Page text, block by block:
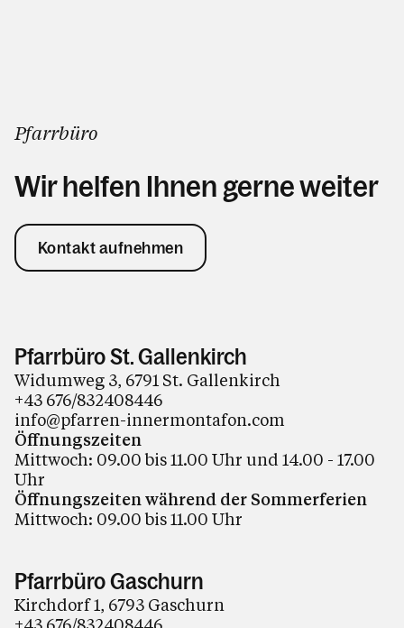
Pfarrbüro
Wir helfen Ihnen gerne weiter
Kontakt aufnehmen
Pfarrbüro St. Gallenkirch
Widumweg 3, 6791 St. Gallenkirch
+43 676/832408446
info@pfarren-innermontafon.com
Öffnungszeiten
Mittwoch: 09.00 bis 11.00 Uhr und 14.00 - 17.00
Uhr
Öffnungszeiten während der Sommerferien
Mittwoch: 09.00 bis 11.00 Uhr
Pfarrbüro Gaschurn
Kirchdorf 1, 6793 Gaschurn